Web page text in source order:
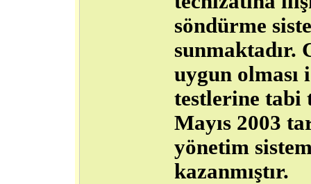
söndürme
sunmaktadır.
uygun olması
testlerine tabi
Mayıs 2003
yönetim
kazanmıştır.